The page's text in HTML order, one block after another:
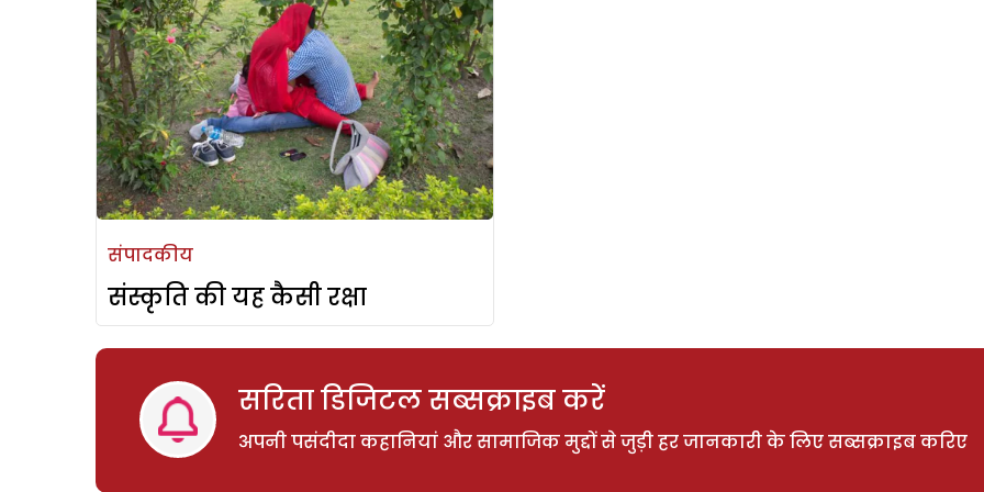
संपादकीय
संस्कृति की यह कैसी रक्षा
सरिता डिजिटल सब्सक्राइब करें
अपनी पसंदीदा कहानियां और सामाजिक मुद्दों से जुड़ी हर जानकारी के लिए सब्सक्राइब करिए